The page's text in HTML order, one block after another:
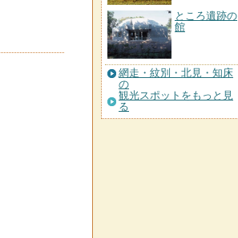
ところ遺跡の
館
網走・紋別・北見・知床
の
観光スポットをもっと見
る